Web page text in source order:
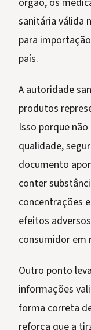
sanitária válida
para
país.
A autoridade
produtos
Isso porque
qualidade,
documento
conter
concentrações
efeitos
consumidor em
Outro ponto
informações
forma correta
reforça que a